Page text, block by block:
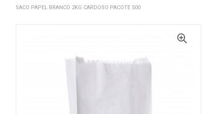
SACO PAPEL BRANCO 2KG CARDOSO PACOTE 500